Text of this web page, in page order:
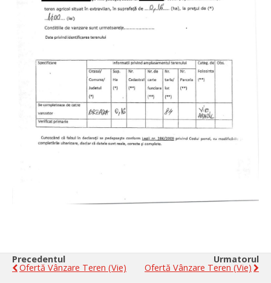
Precedentul
Ofertă Vânzare Teren (vie)
Urmatorul
Ofertă Vânzare Teren (vie)